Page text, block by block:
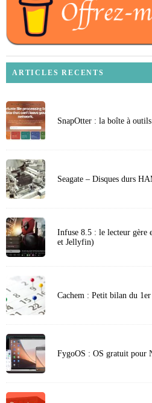
ARTICLES RECENTS
SnapOtter : la boîte à
Seagate – Disques durs
Infuse 8.5 : le lecteur gère
et Jellyfin)
Cachem : Petit bilan du 1er
FygoOS : OS gratuit pour